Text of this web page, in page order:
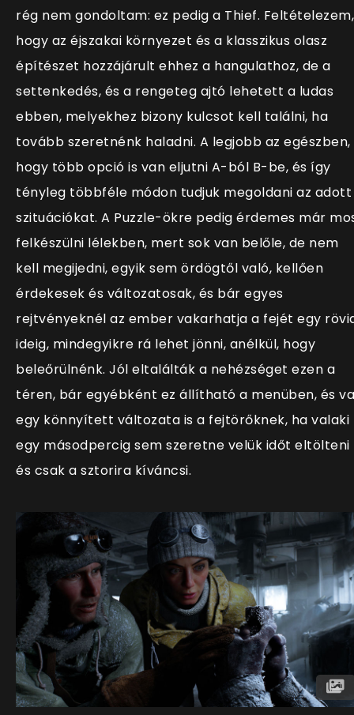
rég nem gondoltam: ez pedig a Thief. Feltételezem,
hogy az éjszakai környezet és a klasszikus olasz
építészet hozzájárult ehhez a hangulathoz, de a
settenkedés, és a rengeteg ajtó lehetett a ludas
ebben, melyekhez bizony kulcsot kell találni, ha
tovább szeretnénk haladni. A legjobb az egészben,
hogy több opció is van eljutni A-ból B-be, és így
tényleg többféle módon tudjuk megoldani az adott
szituációkat. A Puzzle-ökre pedig érdemes már
felkészülni lélekben, mert sok van belőle, de nem
kell megijedni, egyik sem ördögtől való, kellően
érdekesek és változatosak, és bár egyes
rejtvényeknél az ember vakarhatja a fejét egy
ideig, mindegyikre rá lehet jönni, anélkül, hogy
beleőrülnénk. Jól eltalálták a nehézséget ezen a
téren, bár egyébként ez állítható a menüben, és
egy könnyített változata is a fejtörőknek, ha valaki
egy másodpercig sem szeretne velük időt eltölteni
és csak a sztorira kíváncsi.